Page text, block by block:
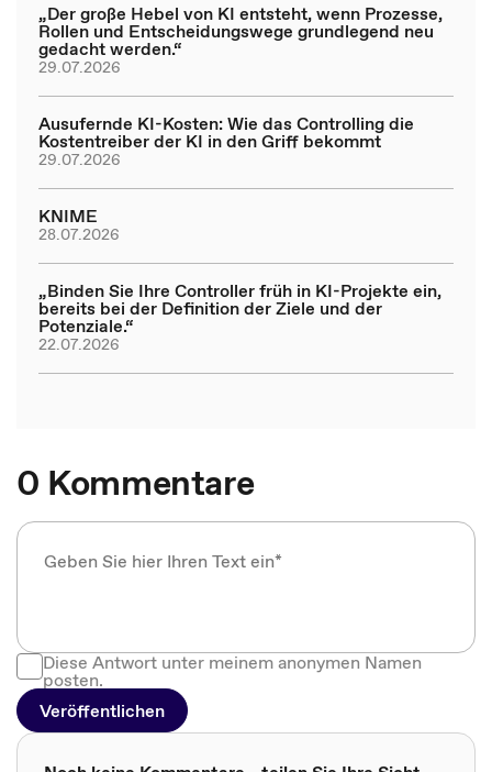
„Der große Hebel von KI entsteht, wenn Prozesse,
Rollen und Entscheidungswege grundlegend neu
gedacht werden.“
29.07.2026
Ausufernde KI-Kosten: Wie das Controlling die
Kostentreiber der KI in den Griff bekommt
29.07.2026
KNIME
28.07.2026
„Binden Sie Ihre Controller früh in KI-Projekte ein,
bereits bei der Definition der Ziele und der
Potenziale.“
22.07.2026
0 Kommentare
Diese Antwort unter meinem anonymen Namen
posten.
Veröffentlichen